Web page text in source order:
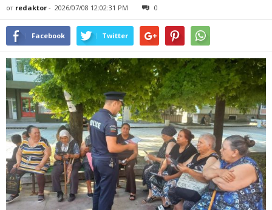
от redaktor - 2026/07/08 12:02:31 PM 0
Facebook Twitter